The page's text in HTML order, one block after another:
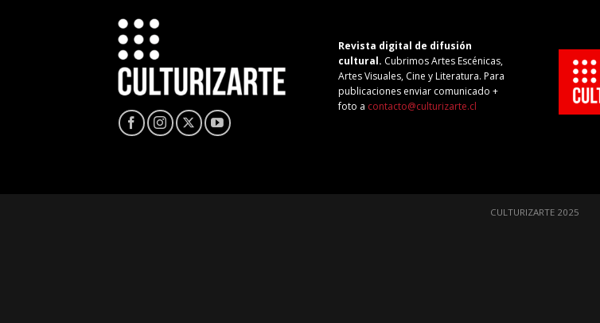
Revista digital de difusión
cultural. Cubrimos Artes Escénicas,
Artes Visuales, Cine y Literatura. Para
publicaciones enviar comunicado +
foto a contacto@culturizarte.cl
CULTURIZARTE 2025